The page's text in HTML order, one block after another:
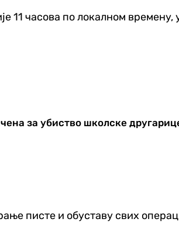
11 часова по локалном времену,
за убиство школске
писте и обуставу свих